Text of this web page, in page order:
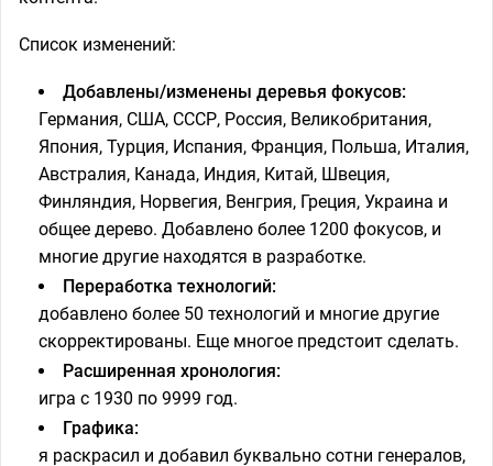
Список изменений:
Добавлены/изменены деревья фокусов:
Германия, США, СССР, Россия, Великобритания,
Япония, Турция, Испания, Франция, Польша, Италия,
Австралия, Канада, Индия, Китай, Швеция,
Финляндия, Норвегия, Венгрия, Греция, Украина и
общее дерево. Добавлено более 1200 фокусов, и
многие другие находятся в разработке.
Переработка технологий:
добавлено более 50 технологий и многие другие
скорректированы. Еще многое предстоит сделать.
Расширенная хронология:
игра с 1930 по 9999 год.
Графика:
я раскрасил и добавил буквально сотни генералов,